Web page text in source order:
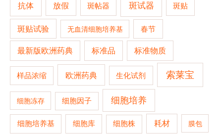
抗体 放假 斑帖器 斑试器 斑贴
斑贴试验 无血清细胞培养基 春节
最新版欧洲药典 标准品 标准物质
样品浓缩 欧洲药典 生化试剂 索莱宝
细胞冻存 细胞因子 细胞培养
细胞培养基 细胞库 细胞株 耗材 膜包